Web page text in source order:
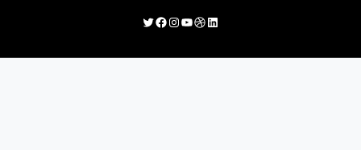
Twitter
Facebook
Instagram
YouTube
Dribbble
LinkedIn